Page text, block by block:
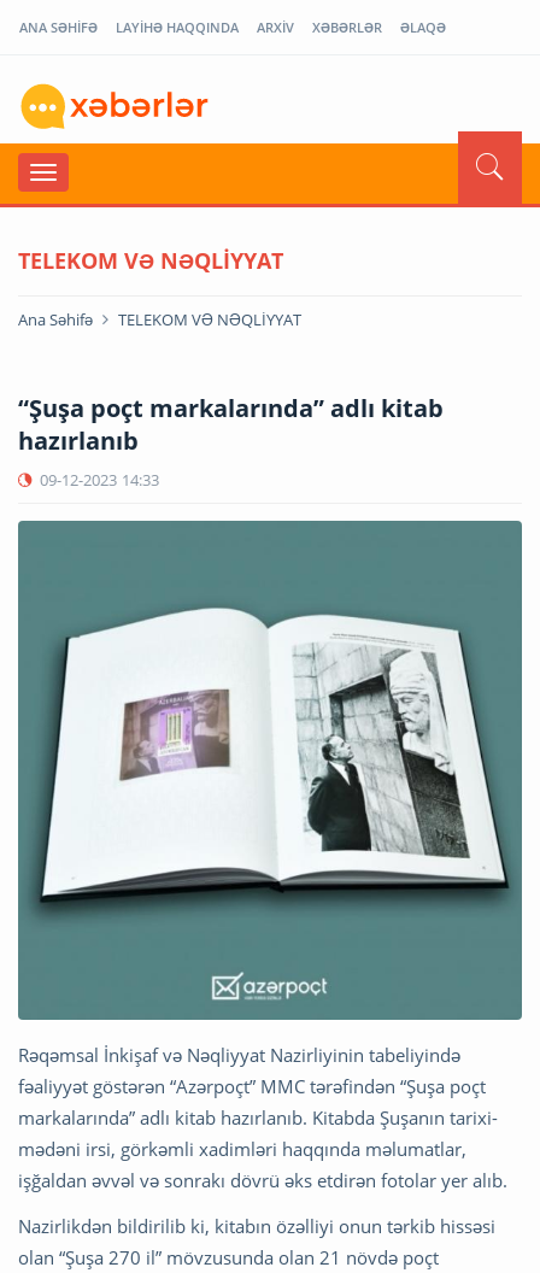
ANA SƏHİFƏ LAYİHƏ HAQQINDA ARXİV XƏBƏRLƏR ƏLAQƏ
TELEKOM VƏ NƏQLİYYAT
Ana Səhifə TELEKOM VƏ NƏQLİYYAT
“Şuşa poçt markalarında” adlı kitab
hazırlanıb
09-12-2023 14:33
Rəqəmsal İnkişaf və Nəqliyyat Nazirliyinin tabeliyində
fəaliyyət göstərən “Azərpoçt” MMC tərəfindən “Şuşa poçt
markalarında” adlı kitab hazırlanıb. Kitabda Şuşanın tarixi-
mədəni irsi, görkəmli xadimləri haqqında məlumatlar,
işğaldan əvvəl və sonrakı dövrü əks etdirən fotolar yer alıb.
Nazirlikdən bildirilib ki, kitabın özəlliyi onun tərkib hissəsi
olan “Şuşa 270 il” mövzusunda olan 21 növdə poçt